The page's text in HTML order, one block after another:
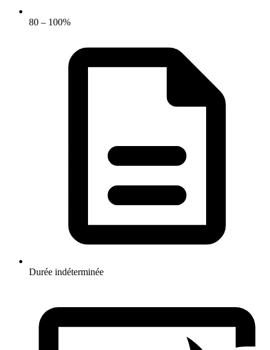
80 – 100%
Durée indéterminée